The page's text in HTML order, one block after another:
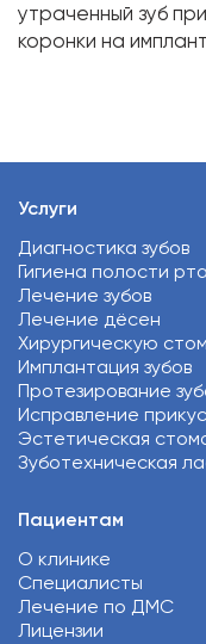
утраченный зуб
коронки на
Услуги
Диагностика зубов
Гигиена полости рта
Лечение зубов
Лечение дёсен
Хирургическую
Имплантация зубов
Протезирование
Исправление
Эстетическая
Зуботехническая
Пациентам
О клинике
Специалисты
Лечение по ДМС
Лицензии